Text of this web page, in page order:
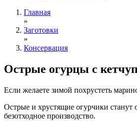
Главная
»
Заготовки
»
Консервация
Острые огурцы с
Если желаете зимой похрустеть
Острые и хрустящие огурчики станут
безотходное производство.